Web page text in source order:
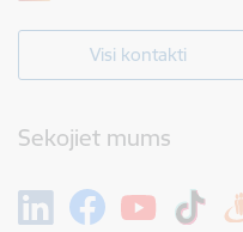
Visi kontakti
Sekojiet mums